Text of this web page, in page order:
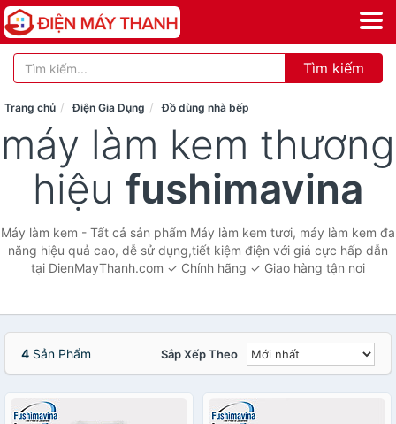
Tìm kiếm
Trang chủ Điện Gia Dụng Đồ dùng nhà bếp
máy làm kem thương
hiệu fushimavina
Máy làm kem - Tất cả sản phẩm Máy làm kem tươi, máy làm kem đa
năng hiệu quả cao, dễ sử dụng,tiết kiệm điện với giá cực hấp dẫn
tại DienMayThanh.com ✓ Chính hãng ✓ Giao hàng tận nơi
4 Sản Phẩm Sắp Xếp Theo